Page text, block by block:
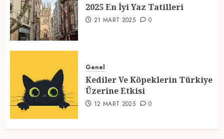
2025 En İyi Yaz Tatilleri
21 MART 2025 0
Genel
Kediler Ve Köpeklerin Türkiye
Üzerine Etkisi
12 MART 2025 0